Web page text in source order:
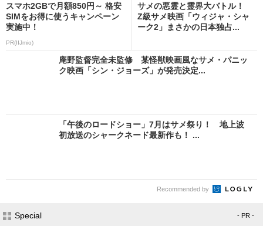
スマホ2GBで月額850円～ 格安
SIMをお得に使うキャンペーン
実施中！
PR(IIJmio)
サメの悪霊と霊界大バトル！
Z級サメ映画「ウィジャ・シャ
ーク2」まさかの日本独占...
庵野監督完全未監修 某怪獣映画風なサメ・パニッ
ク映画「シン・ジョーズ」が発売決定...
「午後のロードショー」7月はサメ祭り！ 地上波
初放送のシャークネード最新作も！ ...
Recommended by
Special - PR -